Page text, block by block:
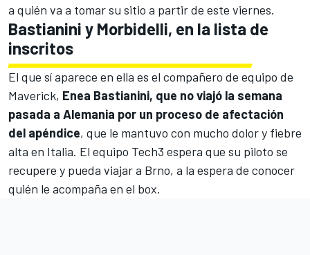
a quién va a tomar su sitio a partir de este viernes.
Bastianini y Morbidelli, en la lista de
inscritos
El que sí aparece en ella es el compañero de equipo de
Maverick, Enea Bastianini, que no viajó la semana
pasada a Alemania por un proceso de afectación
del apéndice, que le mantuvo con mucho dolor y fiebre
alta en Italia. El equipo Tech3 espera que su piloto se
recupere y pueda viajar a Brno, a la espera de conocer
quién le acompaña en el box.